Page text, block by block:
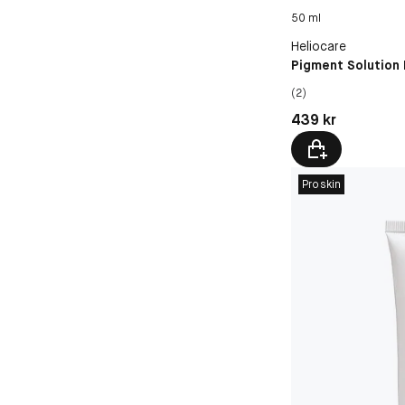
50 ml
Heliocare
Pigment Solution
(2)
Pris: 439 kr
439 kr
Proskin